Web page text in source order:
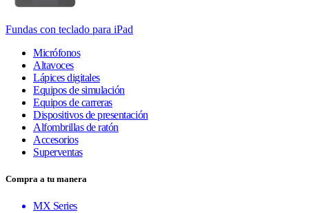
Fundas con teclado para iPad
Micrófonos
Altavoces
Lápices digitales
Equipos de simulación
Equipos de carreras
Dispositivos de presentación
Alfombrillas de ratón
Accesorios
Superventas
Compra a tu manera
MX Series